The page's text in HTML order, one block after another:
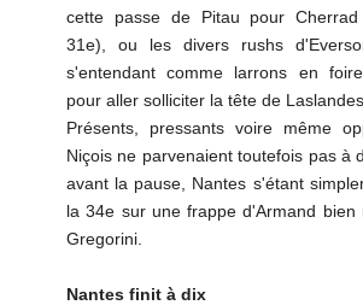
cette passe de Pitau pour
31e), ou les divers rushs
s'entendant comme larrons en
pour aller solliciter la tête de Laslandes.
Présents, pressants voire même
Niçois ne parvenaient toutefois pas à
avant la pause, Nantes s'étant
la 34e sur une frappe d'Armand bien
Gregorini.
Nantes finit à dix